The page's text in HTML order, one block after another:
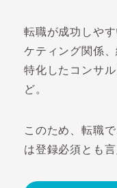
転職が成功しや
ケティング関係
特化したコンサ
ど。
このため、転職
は登録必須とも